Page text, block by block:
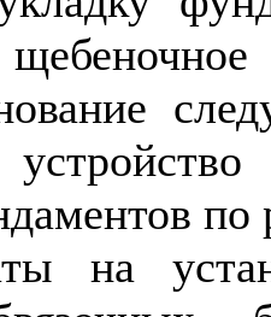
по
на